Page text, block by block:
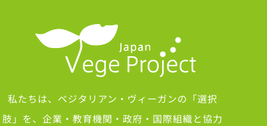
私たちは、ベジタリアン・ヴィーガンの「選択
肢」を、企業・教育機関・政府・国際組織と協力